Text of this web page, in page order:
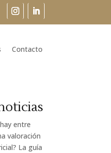
Contacto
entre
valoración
La guía